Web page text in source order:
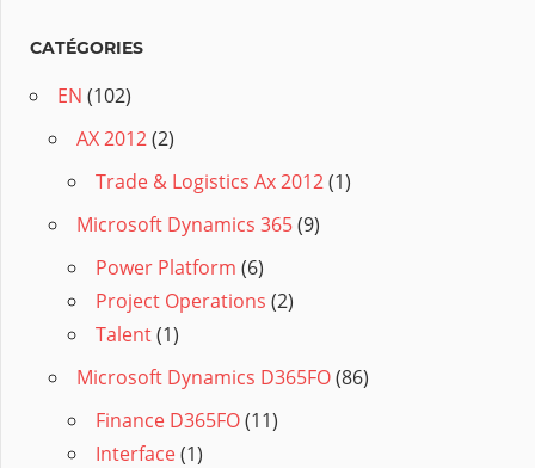
CATÉGORIES
EN (102)
AX 2012(2)
Trade & Logistics Ax 2012(1)
Microsoft Dynamics 365(9)
Power Platform (6)
Project Operations (2)
Talent(1)
Microsoft Dynamics D365FO(86)
Finance D365FO(11)
Interface(1)